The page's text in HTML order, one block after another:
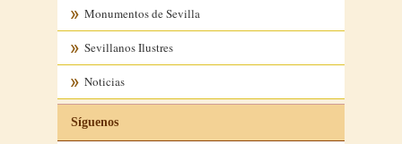
Monumentos de Sevilla
Sevillanos Ilustres
Noticias
Síguenos